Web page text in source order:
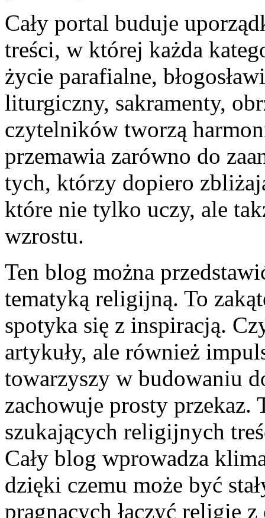
Cały portal buduje
treści, w której każda
życie parafialne,
liturgiczny, sakramenty,
czytelników tworzą
przemawia zarówno do
tych, którzy dopiero
które nie tylko uczy, ale
wzrostu.
Ten blog można
tematyką religijną. To
spotyka się z inspiracją.
artykuły, ale również
towarzyszy w budowaniu
zachowuje prosty przekaz.
szukających religijnych
Cały blog wprowadza
dzięki czemu może być
pragnących łączyć religię